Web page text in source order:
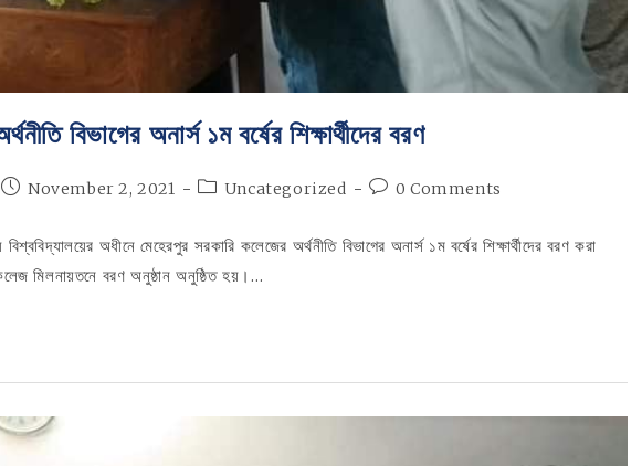
বিভাগের অনার্স ১ম বর্ষের শিক্ষার্থীদের বরণ
PostNovember 2, 2021
PostUncategorized
Post0 Comments
অধীনে মেহেরপুর সরকারি কলেজের অর্থনীতি বিভাগের অনার্স ১ম বর্ষের শিক্ষার্থীদের বরণ করা
মিলনায়তনে বরণ অনুষ্ঠান অনুষ্ঠিত হয়।…